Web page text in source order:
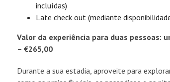
incluídas)
Late check out (mediante
Valor da experiência para duas pessoas:
– €265,00
Durante a sua estadia, aproveite para